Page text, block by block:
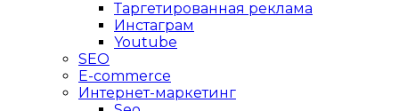
Таргетированная реклама
Инстаграм
Youtube
SEO
E-сommerce
Интернет-маркетинг